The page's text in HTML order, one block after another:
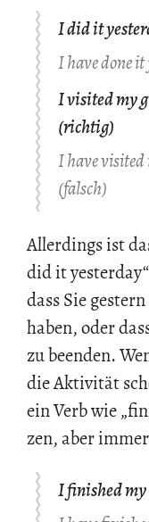
I did it
I have done
I visited my
(richtig)
I have
(falsch)
Al­ler­dings ist
did it
dass Sie
haben, oder
zu be­en­den.
die Ak­ti­vi­tät
ein Verb wie
zen, aber
I finished